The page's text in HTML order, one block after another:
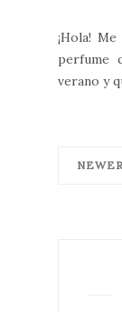
¡Hola!
perfume
verano y